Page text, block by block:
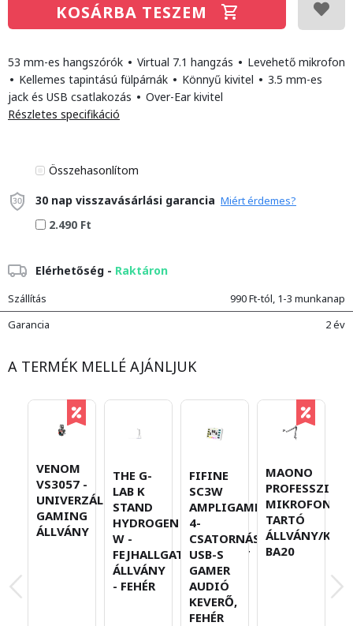
KOSÁRBA TESZEM
53 mm-es hangszórók • Virtual 7.1 hangzás • Levehető mikrofon
• Kellemes tapintású fülpárnák • Könnyű kivitel • 3.5 mm-es
jack és USB csatlakozás • Over-Ear kivitel
Részletes specifikáció
Összehasonlítom
30 nap visszavásárlási garancia Miért érdemes?
2.490 Ft
Elérhetőség - Raktáron
Szállítás
990 Ft-tól, 1-3 munkanap
Garancia
2 év
A TERMÉK MELLÉ AJÁNLJUK
VENOM
VS3057 -
UNIVERZÁLIS
GAMING
ÁLLVÁNY
THE G-
LAB K
STAND
HYDROGEN
W -
FEJHALLGATÓ/HEADSET
ÁLLVÁNY
- FEHÉR
FIFINE
SC3W
AMPLIGAME,
4-
CSATORNÁS
USB-S
GAMER
AUDIÓ
KEVERŐ,
FEHÉR
MAONO
MIKROFON
TARTÓ
ÁLLVÁNY/KAR
BA20